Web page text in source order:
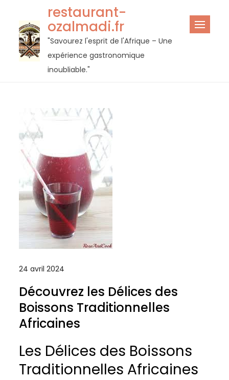
contenu
restaurant-
ozalmadi.fr
"Savourez l'esprit de l'Afrique – Une
expérience gastronomique
inoubliable."
24 avril 2024
Découvrez les Délices des
Boissons Traditionnelles
Africaines
Les Délices des Boissons
Traditionnelles Africaines